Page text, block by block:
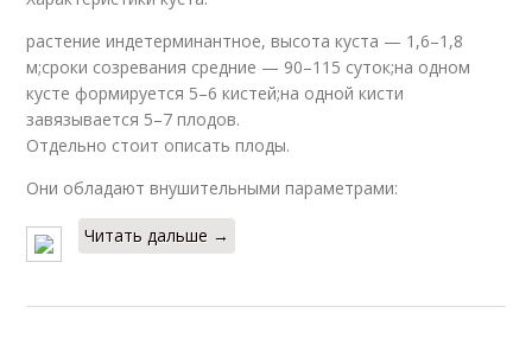
растение индетерминантное, высота куста — 1,6–1,8
м;сроки созревания средние — 90–115 суток;на одном
кусте формируется 5–6 кистей;на одной кисти
завязывается 5–7 плодов.
Отдельно стоит описать плоды.
Они обладают внушительными параметрами:
Читать дальше →